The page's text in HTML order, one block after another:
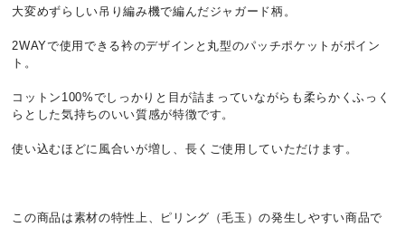
大変めずらしい吊り編み機で編んだジャガード柄。
2WAYで使用できる衿のデザインと丸型のパッチポケットがポイン
ト。
コットン100%でしっかりと目が詰まっていながらも柔らかくふっく
らとした気持ちのいい質感が特徴です。
使い込むほどに風合いが増し、長くご使用していただけます。
この商品は素材の特性上、ピリング（毛玉）の発生しやすい商品で